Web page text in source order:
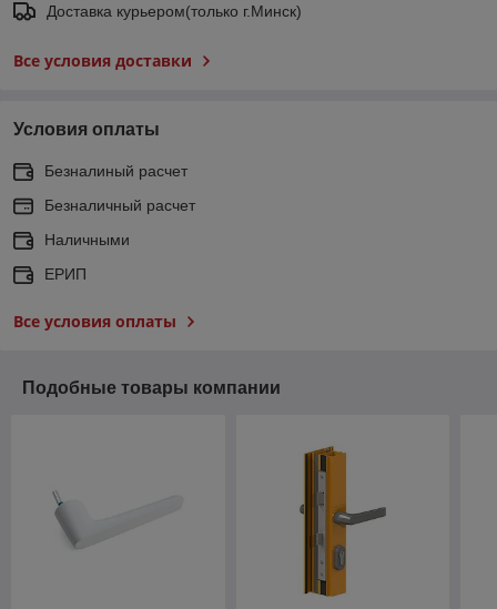
Доставка курьером(только г.Минск)
Все условия доставки
Условия оплаты
Безналиный расчет
Безналичный расчет
Наличными
ЕРИП
Все условия оплаты
Подобные товары компании